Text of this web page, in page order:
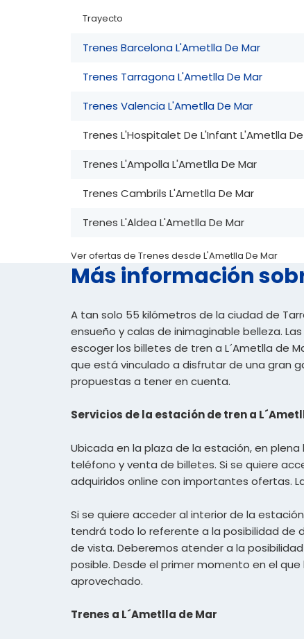
Trayecto
Trenes Barcelona L'Ametlla De Mar
Trenes Tarragona L'Ametlla De Mar
Trenes Valencia L'Ametlla De Mar
Trenes L'Hospitalet De L'Infant L'Ametlla
Trenes L'Ampolla L'Ametlla De Mar
Trenes Cambrils L'Ametlla De Mar
Trenes L'Aldea L'Ametlla De Mar
Ver ofertas de Trenes desde L'Ametlla De Mar
Más información
A tan solo 55 kilómetros de la ciudad de
ensueño y calas de inimaginable belleza.
escoger los billetes de tren a L´Ametlla de
que está vinculado a disfrutar de una gran
propuestas a tener en cuenta.
Servicios de la estación de tren a
Ubicada en la plaza de la estación, en
teléfono y venta de billetes. Si se quiere
adquiridos online con importantes ofertas.
Si se quiere acceder al interior de la
tendrá todo lo referente a la posibilidad
de vista. Deberemos atender a la
posible. Desde el primer momento en el
aprovechado.
Trenes a L´Ametlla de Mar